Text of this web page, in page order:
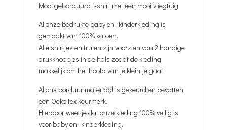
Mooi geborduurd t-shirt met een mooi vliegtuig
Al onze bedrukte baby en -kinderkleding is
gemaakt van 100% katoen.
Alle shirtjes en truien zijn voorzien van 2 handige
drukknoopjes in de hals zodat de kleding
makkelijk om het hoofd van je kleintje gaat.
Al ons borduur materiaal is gekeurd en bevatten
een Oeko tex keurmerk.
Hierdoor weet je dat onze kleding 100% veilig is
voor baby en -kinderkleding.